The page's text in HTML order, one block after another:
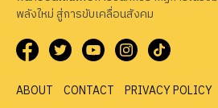
พลังใหม่ สู่การขับเคลื่อนสังคม
ABOUT CONTACT
PRIVACY POLICY